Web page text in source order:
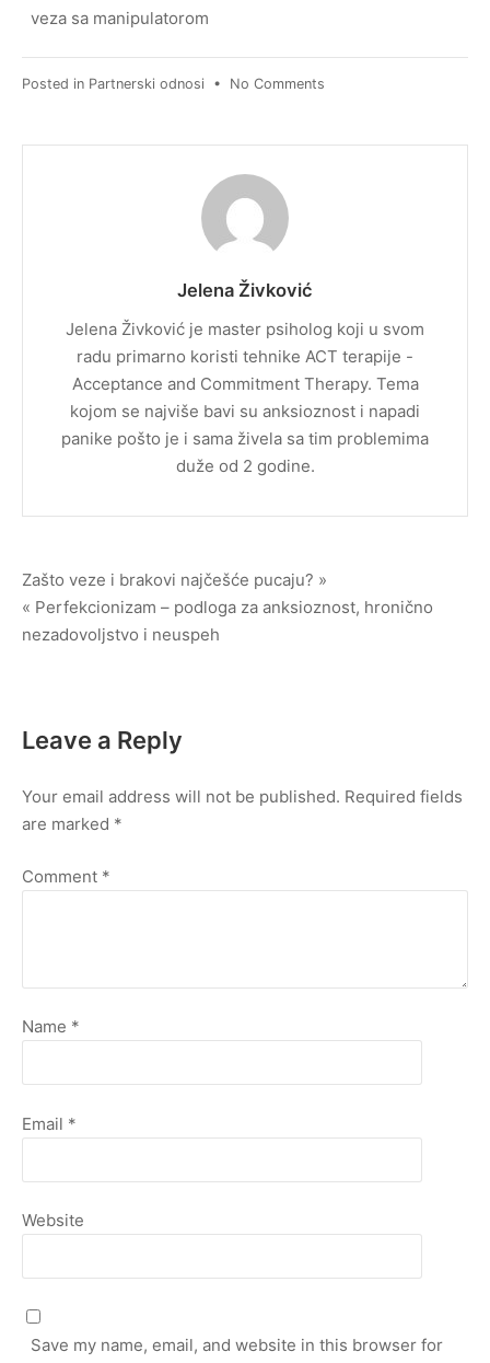
veza sa manipulatorom
Posted in Partnerski odnosi • No Comments
postaje
manipulator
Jelena Živković
Jelena Živković je master psiholog koji u svom
radu primarno koristi tehnike ACT terapije -
Acceptance and Commitment Therapy. Tema
kojom se najviše bavi su anksioznost i napadi
panike pošto je i sama živela sa tim problemima
duže od 2 godine.
Post
navigation
Zašto veze i brakovi najčešće pucaju? »
« Perfekcionizam – podloga za anksioznost, hronično
nezadovoljstvo i neuspeh
Leave a Reply
Your email address will not be published. Required fields
are marked *
Comment *
Name *
Email *
Website
Save my name, email, and website in this browser for